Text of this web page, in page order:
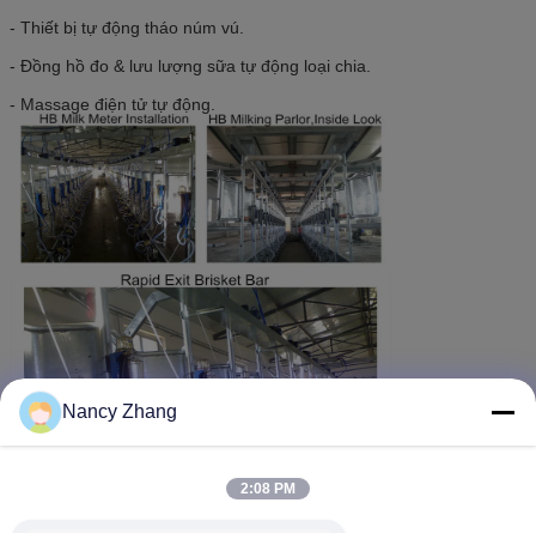
- Thiết bị tự động tháo núm vú.
- Đồng hồ đo & lưu lượng sữa tự động loại chia.
- Massage điện tử tự động.
Nancy Zhang
2:08 PM